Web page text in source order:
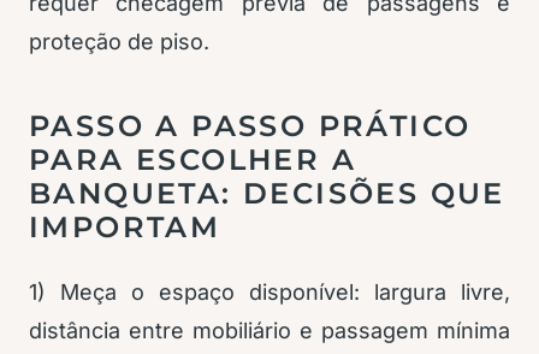
proteção de piso.
PASSO A PASSO PRÁTICO
PARA ESCOLHER A
BANQUETA: DECISÕES QUE
IMPORTAM
1) Meça o espaço disponível: largura livre,
distância entre mobiliário e passagem mínima